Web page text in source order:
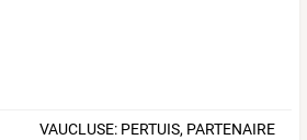
VAUCLUSE: PERTUIS, PARTENAIRE